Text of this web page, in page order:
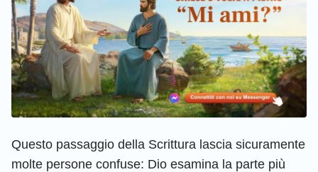
Questo passaggio della Scrittura lascia sicuramente
molte persone confuse: Dio esamina la parte più